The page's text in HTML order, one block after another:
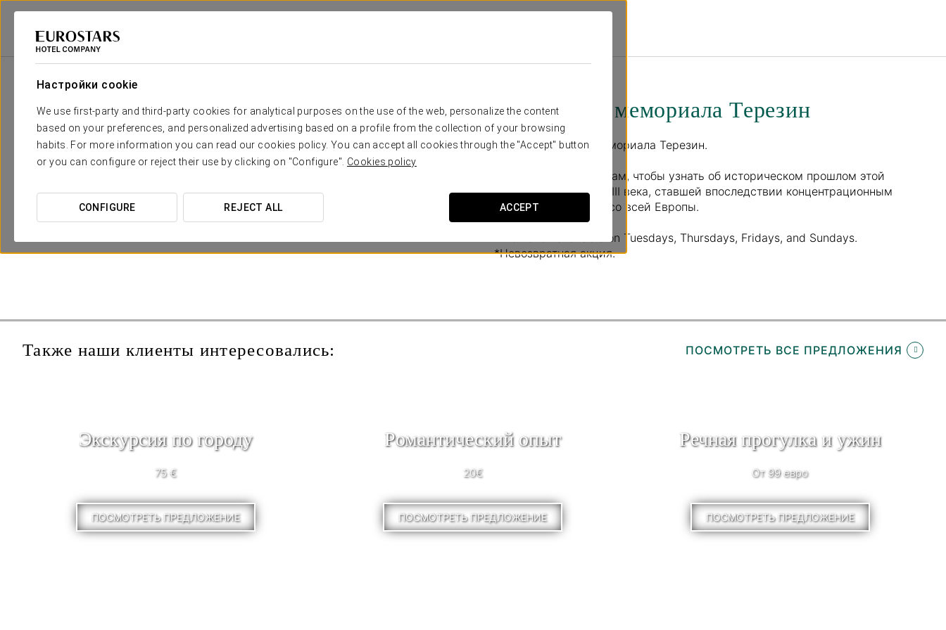
Настройки cookie
We use first-party and third-party cookies for analytical purposes on the use of the web, personalize the content
based on your preferences, and personalized advertising based on a profile from the collection of your browsing
habits. For more information you can read our cookies policy. You can accept all cookies through the "Accept" button
or you can configure or reject their use by clicking on "Configure". Cookies policy
CONFIGURE REJECT ALL ACCEPT
Eurostars Hotel Company
Посещение мемориала Терезин
Узнайте историю мемориала Терезин.
Присоединяйтесь к нам, чтобы узнать об историческом прошлом этой
военной крепости XVIII века, ставшей впоследствии концентрационным
лагерем для евреев со всей Европы.
*Promotion available on Tuesdays, Thursdays, Fridays, and Sundays.
*Невозвратная акция.
Также наши клиенты интересовались: ПОСМОТРЕТЬ ВСЕ ПРЕДЛОЖЕНИЯ
Экскурсия по городу
75 €
ПОСМОТРЕТЬ ПРЕДЛОЖЕНИЕ
Pомантический опыт
20€
ПОСМОТРЕТЬ ПРЕДЛОЖЕНИЕ
Речная прогулка и ужин
От 99 евро
ПОСМОТРЕТЬ ПРЕДЛОЖЕНИЕ